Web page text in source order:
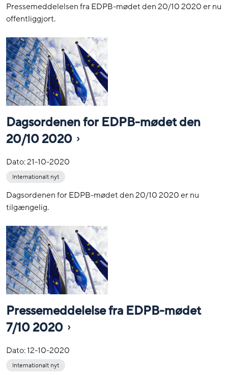
Pressemeddelelsen fra EDPB-mødet den 20/10 2020 er nu
offentliggjort.
Dagsordenen for EDPB-mødet den
20/10 2020
Dato:21-10-2020
Internationalt nyt
Dagsordenen for EDPB-mødet den 20/10 2020 er nu
tilgængelig.
Pressemeddelelse fra EDPB-mødet
7/10 2020
Dato:12-10-2020
Internationalt nyt